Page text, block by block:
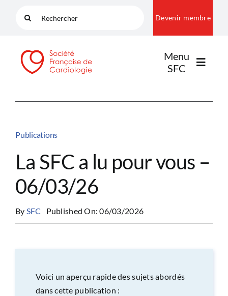
Rechercher: Devenir membre
Menu
SFC
PUBLICATIONS
RECHERCHE
Publications
La SFC a lu pour vous –
06/03/26
By SFC Published On: 06/03/2026
Voici un aperçu rapide des sujets abordés
dans cette publication :